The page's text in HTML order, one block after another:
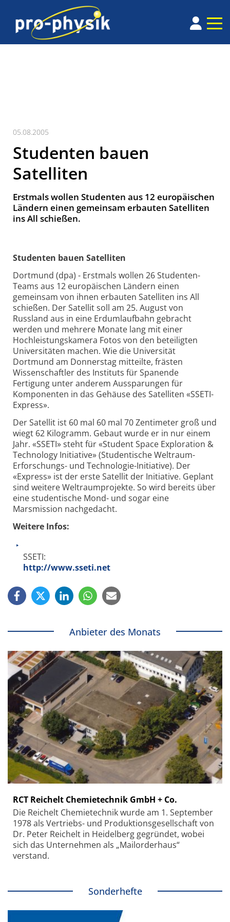
05.08.2005
Studenten bauen
Satelliten
Erstmals wollen Studenten aus 12 europäischen
Ländern einen gemeinsam erbauten Satelliten
ins All schießen.
Studenten bauen Satelliten
Dortmund (dpa) - Erstmals wollen 26 Studenten-
Teams aus 12 europäischen Ländern einen
gemeinsam von ihnen erbauten Satelliten ins All
schießen. Der Satellit soll am 25. August von
Russland aus in eine Erdumlaufbahn gebracht
werden und mehrere Monate lang mit einer
Hochleistungskamera Fotos von den beteiligten
Universitäten machen. Wie die Universität
Dortmund am Donnerstag mitteilte, frästen
Wissenschaftler des Instituts für Spanende
Fertigung unter anderem Aussparungen für
Komponenten in das Gehäuse des Satelliten «SSETI-
Express».
Der Satellit ist 60 mal 60 mal 70 Zentimeter groß und
wiegt 62 Kilogramm. Gebaut wurde er in nur einem
Jahr. «SSETI» steht für «Student Space Exploration &
Technology Initiative» (Studentische Weltraum-
Erforschungs- und Technologie-Initiative). Der
«Express» ist der erste Satellit der Initiative. Geplant
sind weitere Weltraumprojekte. So wird bereits über
eine studentische Mond- und sogar eine
Marsmission nachgedacht.
Weitere Infos:
SSETI:
http://www.sseti.net
Anbieter des Monats
RCT Reichelt Chemietechnik GmbH + Co.
Die Reichelt Chemietechnik wurde am 1. September
1978 als Vertriebs- und Produktionsgesellschaft von
Dr. Peter Reichelt in Heidelberg gegründet, wobei
sich das Unternehmen als „Mailorderhaus“
verstand.
Sonderhefte